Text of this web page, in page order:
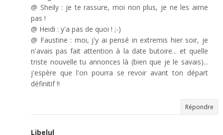
@ Sheily : je te rassure, moi non plus, je ne les aime
pas !
@ Heidi : y'a pas de quoi ! ;-)
@ Faustine : moi, j'y ai pensé in extremis hier soir, je
n'avais pas fait attention à la date butoire... et quelle
triste nouvelle tu annonces là (bien que je le savais)...
j'espère que l'on pourra se revoir avant ton départ
définitif !!
Répondre
Libelul